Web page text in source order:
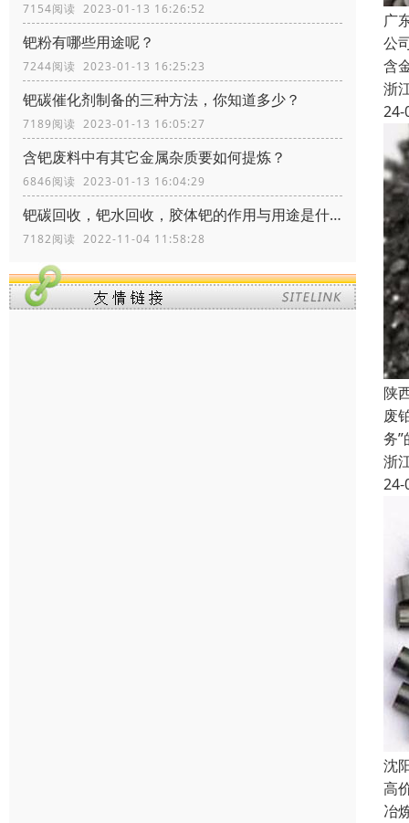
7154阅读 2023-01-13 16:26:52
钯粉有哪些用途呢？
7244阅读 2023-01-13 16:25:23
钯碳催化剂制备的三种方法，你知道多少？
7189阅读 2023-01-13 16:05:27
含钯废料中有其它金属杂质要如何提炼？
6846阅读 2023-01-13 16:04:29
钯碳回收，钯水回收，胶体钯的作用与用途是什么
7182阅读 2022-11-04 11:58:28
广
公
含
浙
24-
陕
废
务
浙
24-
沈
高
冶